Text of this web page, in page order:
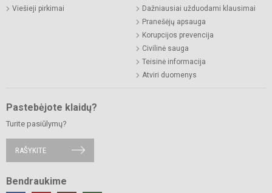
Viešieji pirkimai
Dažniausiai užduodami klausimai
Pranešėjų apsauga
Korupcijos prevencija
Civilinė sauga
Teisinė informacija
Atviri duomenys
Pastebėjote klaidų?
Turite pasiūlymų?
RAŠYKITE
Bendraukime